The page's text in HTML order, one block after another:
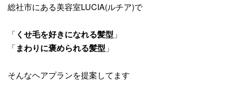
総社市にある美容室LUCIA(ルチア)で
「 くせ毛を好きになれる髪型 」
「まわりに褒められる髪型 」
そんなヘアプランを提案してます